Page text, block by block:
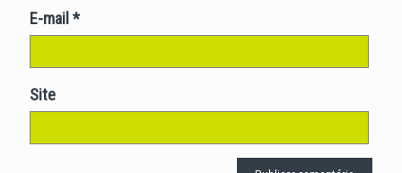
E-mail *
Site